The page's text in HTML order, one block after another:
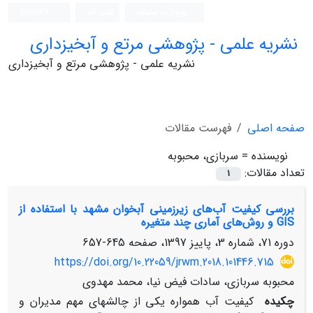
نشریه علمی - پژوهشی مرتع و آبخیزداری
نشریه علمی - پژوهشی مرتع و آبخیزداری
صفحه اصلی
فهرست مقالات
نویسنده = سربازی، محبوبه
تعداد مقالات:
1
بررسی کیفیت آب‌های زیرزمینی آبخوان مشهد با استفاده از
GIS و روش‌های آماری چند ‌متغیره
دوره 71، شماره 3، پاییز 1397، صفحه
645-657
https://doi.org/10.22059/jrwm.2018.101446.715
محبوبه سربازی، سادات فیض نیا، محمد مهدوی
چکیده
کیفیت آب همواره یکی از چالش­های مهم مدیران و